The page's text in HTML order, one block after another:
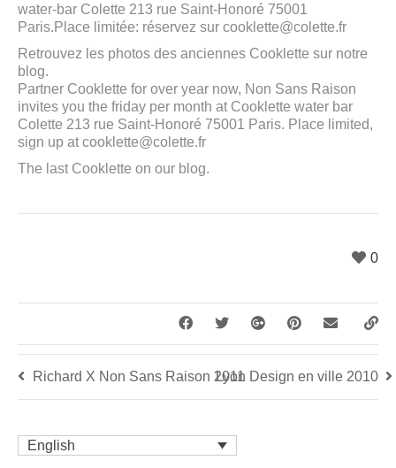
water-bar Colette 213 rue Saint-Honoré 75001
Paris.Place limitée: réservez sur cooklette@colette.fr
Retrouvez les photos des anciennes Cooklette sur notre
blog.
Partner Cooklette for over year now, Non Sans Raison
invites you the friday per month at Cooklette water bar
Colette 213 rue Saint-Honoré 75001 Paris. Place limited,
sign up at cooklette@colette.fr
The last Cooklette on our blog.
0
Richard X Non Sans Raison 2011Lyon Design en ville 2010
English